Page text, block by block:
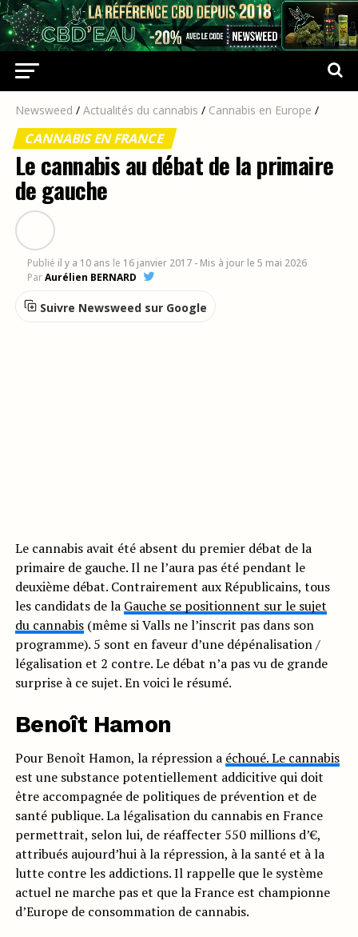
Newsweed / Actualités du cannabis / Cannabis en Europe /
CANNABIS EN FRANCE
Le cannabis au débat de la primaire
de gauche
Publié il y a 10 ans le 16 janvier 2017 - Mis à jour le 5 mai 2026
ParAurélien BERNARD
Suivre Newsweed sur Google
Le cannabis avait été absent du premier débat de la
primaire de gauche. Il ne l’aura pas été pendant le
deuxième débat. Contrairement aux Républicains, tous
les candidats de la Gauche se positionnent sur le sujet
du cannabis(même si Valls ne l’inscrit pas dans son
programme). 5 sont en faveur d’une dépénalisation /
légalisation et 2 contre. Le débat n’a pas vu de grande
surprise à ce sujet. En voici le résumé.
Benoît Hamon
Pour Benoît Hamon, la répression a échoué. Le cannabis
est une substance potentiellement addicitive qui doit
être accompagnée de politiques de prévention et de
santé publique. La légalisation du cannabis en France
permettrait, selon lui, de réaffecter 550 millions d’€,
attribués aujourd’hui à la répression, à la santé et à la
lutte contre les addictions. Il rappelle que le système
actuel ne marche pas et que la France est championne
d’Europe de consommation de cannabis.